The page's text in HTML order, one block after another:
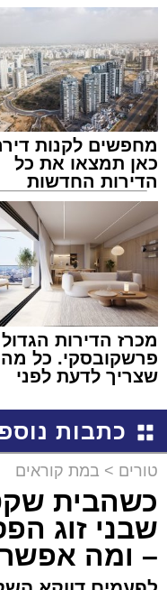
מחפשים לקנות
כאן תמצאו את כל
הדירות החדשות
למכירה באשדוד
מכרז הדירות
פרשקובסקי. כל מה
שצריך לדעת לפני
באשדוד
כתבות
טורים > במת קוראים
כשהבית
שבני זוג
– ומה